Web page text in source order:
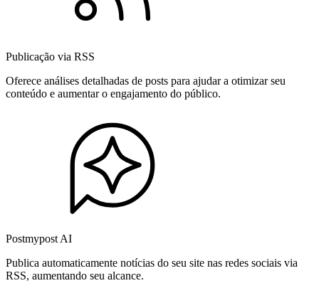
Publicação via RSS
Oferece análises detalhadas de posts para ajudar a otimizar seu
conteúdo e aumentar o engajamento do público.
Postmypost AI
Publica automaticamente notícias do seu site nas redes sociais via
RSS, aumentando seu alcance.